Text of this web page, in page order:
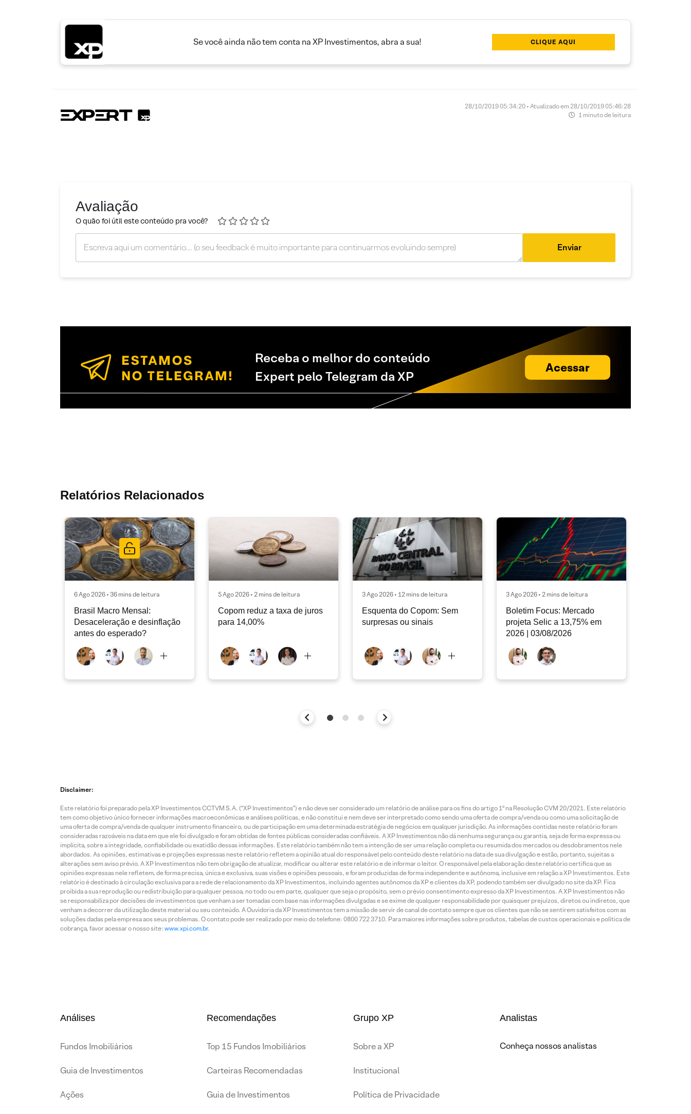
Se você ainda não tem conta na XP Investimentos, abra a sua! CLIQUE AQUI
28/10/2019 05:34:20 • Atualizado em 28/10/2019 05:46:28
1 minuto de leitura
Avaliação
O quão foi útil este conteúdo pra você?
Enviar
Receba o melhor do conteúdo
Expert pelo Telegram da XP
Acessar
Relatórios Relacionados
6 Ago 2026 • 36 mins de leitura
Brasil Macro Mensal:
Desaceleração e desinflação
antes do esperado?
5 Ago 2026 • 2 mins de leitura
Copom reduz a taxa de juros
para 14,00%
3 Ago 2026 • 12 mins de leitura
Esquenta do Copom: Sem
surpresas ou sinais
3 Ago 2026 • 2 mins de leitura
Boletim Focus: Mercado
projeta Selic a 13,75% em
2026 | 03/08/2026
Disclaimer:
Este relatório foi preparado pela XP Investimentos CCTVM S.A. (“XP Investimentos”) e não deve ser considerado um relatório de análise para os fins do artigo 1º na Resolução CVM 20/2021. Este relatório
tem como objetivo único fornecer informações macroeconômicas e análises políticas, e não constitui e nem deve ser interpretado como sendo uma oferta de compra/venda ou como uma solicitação de
uma oferta de compra/venda de qualquer instrumento financeiro, ou de participação em uma determinada estratégia de negócios em qualquer jurisdição. As informações contidas neste relatório foram
consideradas razoáveis na data em que ele foi divulgado e foram obtidas de fontes públicas consideradas confiáveis. A XP Investimentos não dá nenhuma segurança ou garantia, seja de forma expressa ou
implícita, sobre a integridade, confiabilidade ou exatidão dessas informações. Este relatório também não tem a intenção de ser uma relação completa ou resumida dos mercados ou desdobramentos nele
abordados. As opiniões, estimativas e projeções expressas neste relatório refletem a opinião atual do responsável pelo conteúdo deste relatório na data de sua divulgação e estão, portanto, sujeitas a
alterações sem aviso prévio. A XP Investimentos não tem obrigação de atualizar, modificar ou alterar este relatório e de informar o leitor. O responsável pela elaboração deste relatório certifica que as
opiniões expressas nele refletem, de forma precisa, única e exclusiva, suas visões e opiniões pessoais, e foram produzidas de forma independente e autônoma, inclusive em relação a XP Investimentos. Este
relatório é destinado à circulação exclusiva para a rede de relacionamento da XP Investimentos, incluindo agentes autônomos da XP e clientes da XP, podendo também ser divulgado no site da XP. Fica
proibida a sua reprodução ou redistribuição para qualquer pessoa, no todo ou em parte, qualquer que seja o propósito, sem o prévio consentimento expresso da XP Investimentos. A XP Investimentos não
se responsabiliza por decisões de investimentos que venham a ser tomadas com base nas informações divulgadas e se exime de qualquer responsabilidade por quaisquer prejuízos, diretos ou indiretos, que
venham a decorrer da utilização deste material ou seu conteúdo. A Ouvidoria da XP Investimentos tem a missão de servir de canal de contato sempre que os clientes que não se sentirem satisfeitos com as
soluções dadas pela empresa aos seus problemas. O contato pode ser realizado por meio do telefone: 0800 722 3710. Para maiores informações sobre produtos, tabelas de custos operacionais e política de
cobrança, favor acessar o nosso site: www.xpi.com.br.
Análises
Fundos Imobiliários
Guia de Investimentos
Ações
Recomendações
Top 15 Fundos Imobiliários
Carteiras Recomendadas
Guia de Investimentos
Grupo XP
Sobre a XP
Institucional
Política de Privacidade
Analistas
Conheça nossos analistas